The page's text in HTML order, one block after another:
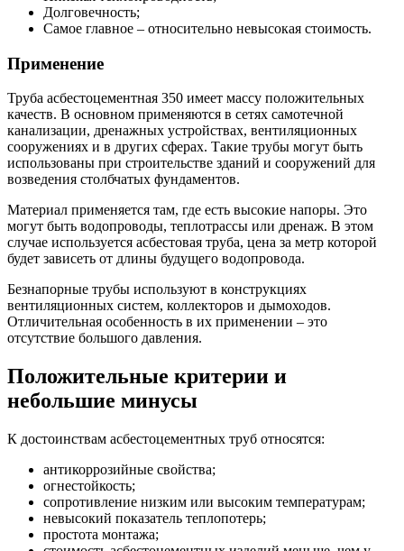
Долговечность;
Самое главное – относительно невысокая стоимость.
Применение
Труба асбестоцементная 350 имеет массу положительных
качеств. В основном применяются в сетях самотечной
канализации, дренажных устройствах, вентиляционных
сооружениях и в других сферах. Такие трубы могут быть
использованы при строительстве зданий и сооружений для
возведения столбчатых фундаментов.
Материал применяется там, где есть высокие напоры. Это
могут быть водопроводы, теплотрассы или дренаж. В этом
случае используется асбестовая труба, цена за метр которой
будет зависеть от длины будущего водопровода.
Безнапорные трубы используют в конструкциях
вентиляционных систем, коллекторов и дымоходов.
Отличительная особенность в их применении – это
отсутствие большого давления.
Положительные критерии и
небольшие минусы
К достоинствам асбестоцементных труб относятся:
антикоррозийные свойства;
огнестойкость;
сопротивление низким или высоким температурам;
невысокий показатель теплопотерь;
простота монтажа;